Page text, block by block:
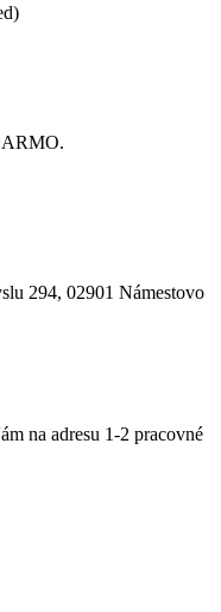
294, 02901 Námestovo
na adresu 1-2 pracovné